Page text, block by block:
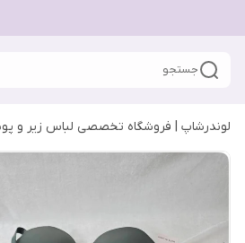
جستجو
لوندرشاپ | فروشگاه تخصصی لباس زیر و